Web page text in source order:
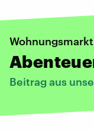
Wohnungsmarkt
Beitrag aus